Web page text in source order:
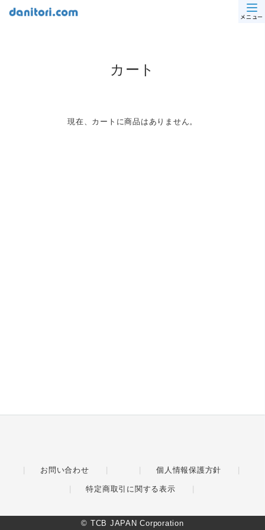
メニュー
カート
現在、カートに商品はありません。
お問い合わせ 個人情報保護方針
特定商取引に関する表示
© TCB JAPAN Corporation